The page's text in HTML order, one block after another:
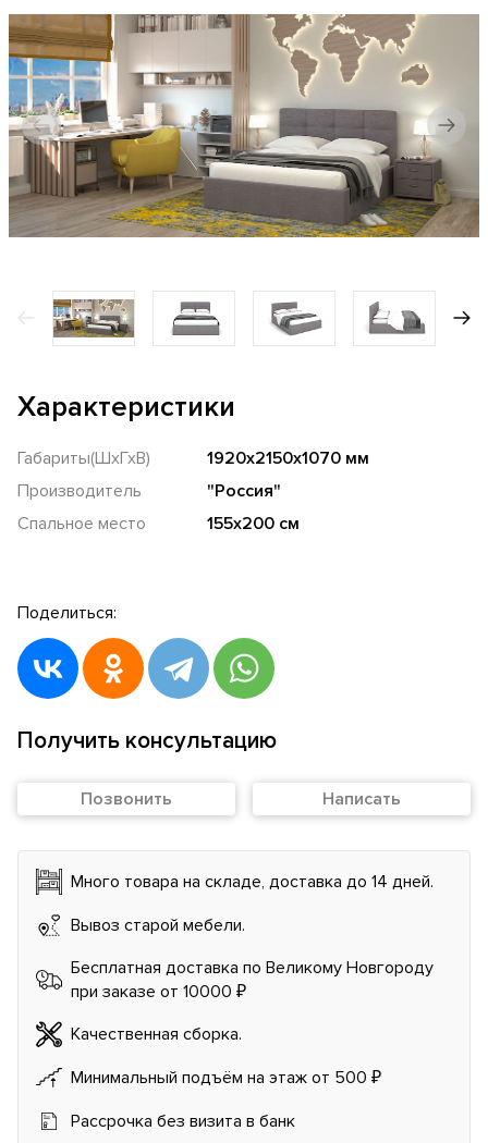
Характеристики
Габариты(ШхГхВ)
1920х2150х1070 мм
Производитель
"Россия"
Спальное место
155х200 см
Поделиться:
Получить консультацию
Позвонить Написать
Много товара на складе, доставка до 14 дней.
Вывоз старой мебели.
Бесплатная доставка по Великому Новгороду
при заказе от 10000 ₽
Качественная сборка.
Минимальный подъём на этаж от 500 ₽
Рассрочка без визита в банк